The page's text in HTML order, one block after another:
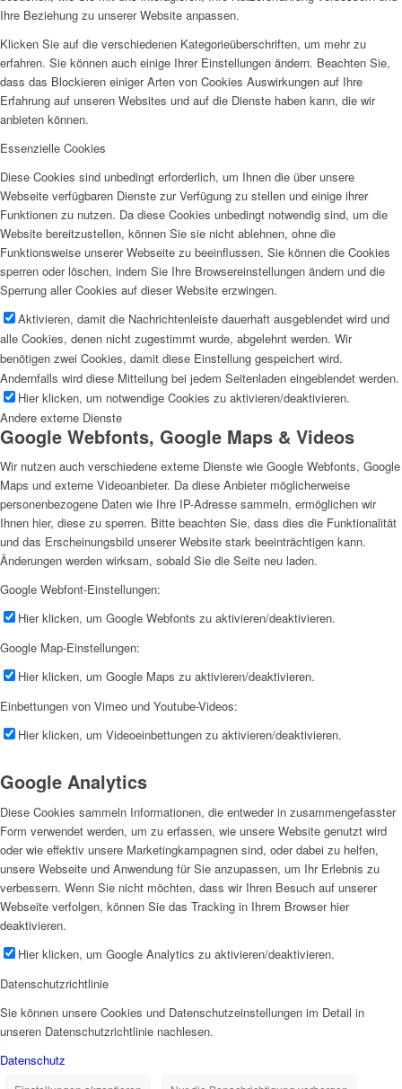
Ihre Beziehung zu unserer Website anpassen.
Klicken Sie auf die verschiedenen Kategorieüberschriften, um mehr zu
erfahren. Sie können auch einige Ihrer Einstellungen ändern. Beachten Sie,
dass das Blockieren einiger Arten von Cookies Auswirkungen auf Ihre
Erfahrung auf unseren Websites und auf die Dienste haben kann, die wir
anbieten können.
Essenzielle Cookies
Diese Cookies sind unbedingt erforderlich, um Ihnen die über unsere
Webseite verfügbaren Dienste zur Verfügung zu stellen und einige ihrer
Funktionen zu nutzen. Da diese Cookies unbedingt notwendig sind, um die
Website bereitzustellen, können Sie sie nicht ablehnen, ohne die
Funktionsweise unserer Webseite zu beeinflussen. Sie können die Cookies
sperren oder löschen, indem Sie Ihre Browsereinstellungen ändern und die
Sperrung aller Cookies auf dieser Website erzwingen.
Aktivieren, damit die Nachrichtenleiste dauerhaft ausgeblendet wird und
alle Cookies, denen nicht zugestimmt wurde, abgelehnt werden. Wir
benötigen zwei Cookies, damit diese Einstellung gespeichert wird.
Andernfalls wird diese Mitteilung bei jedem Seitenladen eingeblendet werden.
Hier klicken, um notwendige Cookies zu aktivieren/deaktivieren.
Andere externe Dienste
Google Webfonts, Google Maps & Videos
Wir nutzen auch verschiedene externe Dienste wie Google Webfonts, Google
Maps und externe Videoanbieter. Da diese Anbieter möglicherweise
personenbezogene Daten wie Ihre IP-Adresse sammeln, ermöglichen wir
Ihnen hier, diese zu sperren. Bitte beachten Sie, dass dies die Funktionalität
und das Erscheinungsbild unserer Website stark beeinträchtigen kann.
Änderungen werden wirksam, sobald Sie die Seite neu laden.
Google Webfont-Einstellungen:
Hier klicken, um Google Webfonts zu aktivieren/deaktivieren.
Google Map-Einstellungen:
Hier klicken, um Google Maps zu aktivieren/deaktivieren.
Einbettungen von Vimeo und Youtube-Videos:
Hier klicken, um Videoeinbettungen zu aktivieren/deaktivieren.
Google Analytics
Diese Cookies sammeln Informationen, die entweder in zusammengefasster
Form verwendet werden, um zu erfassen, wie unsere Website genutzt wird
oder wie effektiv unsere Marketingkampagnen sind, oder dabei zu helfen,
unsere Webseite und Anwendung für Sie anzupassen, um Ihr Erlebnis zu
verbessern. Wenn Sie nicht möchten, dass wir Ihren Besuch auf unserer
Webseite verfolgen, können Sie das Tracking in Ihrem Browser hier
deaktivieren.
Hier klicken, um Google Analytics zu aktivieren/deaktivieren.
Datenschutzrichtlinie
Sie können unsere Cookies und Datenschutzeinstellungen im Detail in
unseren Datenschutzrichtlinie nachlesen.
Datenschutz